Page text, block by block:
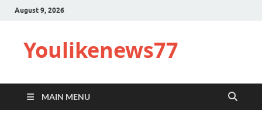
August 9, 2026
Youlikenews77
MAIN MENU